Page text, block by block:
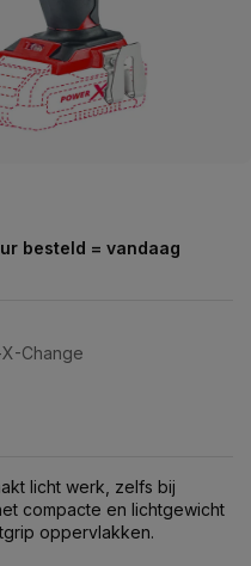
besteld = vandaag
Change
licht werk, zelfs bij
compacte en lichtgewicht
oppervlakken.